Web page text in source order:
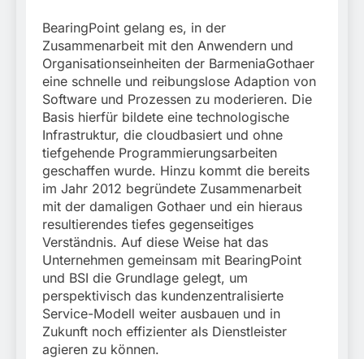
BearingPoint gelang es, in der
Zusammenarbeit mit den Anwendern und
Organisationseinheiten der BarmeniaGothaer
eine schnelle und reibungslose Adaption von
Software und Prozessen zu moderieren. Die
Basis hierfür bildete eine technologische
Infrastruktur, die cloudbasiert und ohne
tiefgehende Programmierungsarbeiten
geschaffen wurde. Hinzu kommt die bereits
im Jahr 2012 begründete Zusammenarbeit
mit der damaligen Gothaer und ein hieraus
resultierendes tiefes gegenseitiges
Verständnis. Auf diese Weise hat das
Unternehmen gemeinsam mit BearingPoint
und BSI die Grundlage gelegt, um
perspektivisch das kundenzentralisierte
Service-Modell weiter ausbauen und in
Zukunft noch effizienter als Dienstleister
agieren zu können.